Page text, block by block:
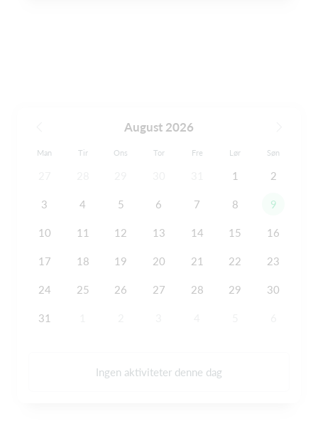
August 2026
Man Tir Ons Tor Fre Lør Søn
1 2
3 4 5 6 7 8 9
10 11 12 13 14 15 16
17 18 19 20 21 22 23
24 25 26 27 28 29 30
31
Ingen aktiviteter denne dag